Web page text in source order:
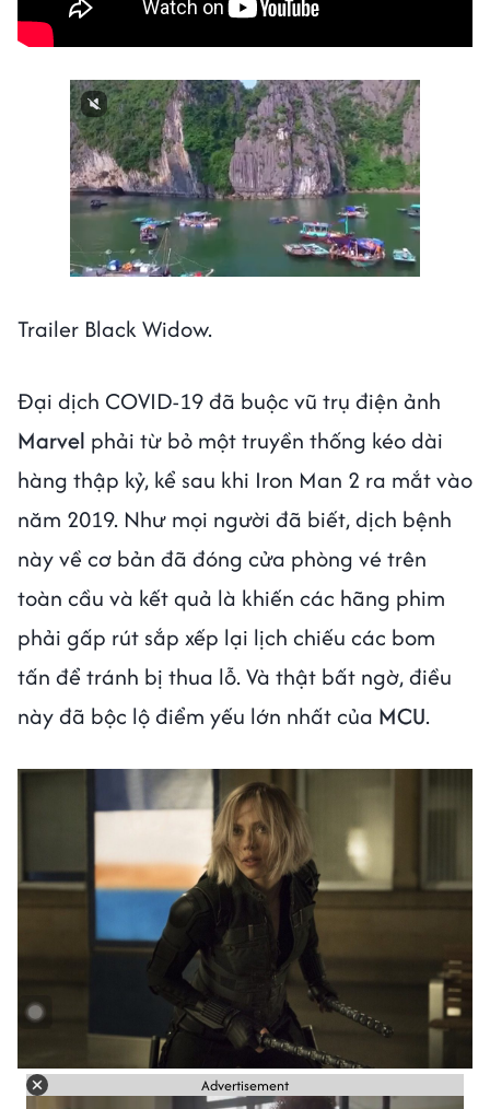
Next video in 1 Cancel
Trailer Black Widow.
Đại dịch COVID-19 đã buộc vũ trụ điện ảnh
Marvel phải từ bỏ một truyền thống kéo dài
hàng thập kỷ, kể sau khi Iron Man 2 ra mắt vào
năm 2019. Như mọi người đã biết, dịch bệnh
này về cơ bản đã đóng cửa phòng vé trên
toàn cầu và kết quả là khiến các hãng phim
phải gấp rút sắp xếp lại lịch chiếu các bom
tấn để tránh bị thua lỗ. Và thật bất ngờ, điều
này đã bộc lộ điểm yếu lớn nhất của MCU.
Advertisement